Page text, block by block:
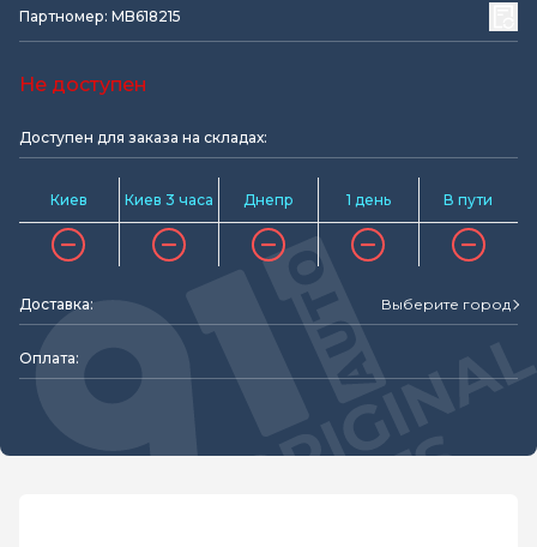
Партномер: MB618215
Не доступен
Доступен для заказа на складах:
Киев Киев 3 часа Днепр 1 день В пути
Доставка: Выберите город
Оплата: